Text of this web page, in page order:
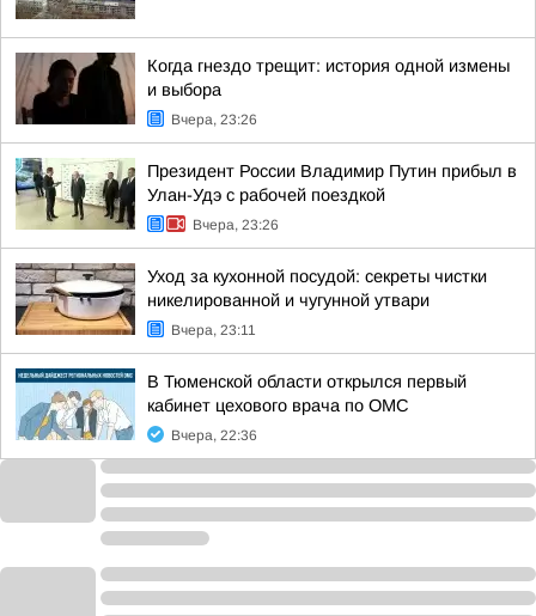
Когда гнездо трещит: история одной измены
и выбора
Вчера, 23:26
Президент России Владимир Путин прибыл в
Улан-Удэ с рабочей поездкой
Вчера, 23:26
Уход за кухонной посудой: секреты чистки
никелированной и чугунной утвари
Вчера, 23:11
В Тюменской области открылся первый
кабинет цехового врача по ОМС
Вчера, 22:36